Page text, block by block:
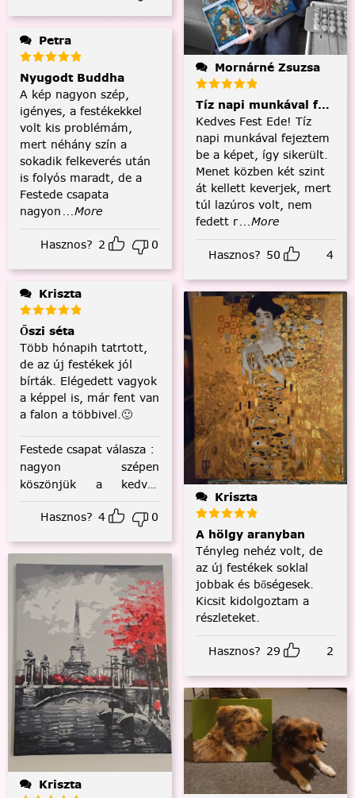
Petra
Nyugodt Buddha
A kép nagyon szép,
igényes, a festékekkel
volt kis problémám,
mert néhány szín a
sokadik felkeverés után
is folyós maradt, de a
Festede csapata
nagyon ...More
Hasznos? 2 0
Kriszta
Őszi séta
Több hónapih tatrtott,
de az új festékek jól
bírták. Elégedett vagyok
a képpel is, már fent van
a falon a többivel.🙂
Festede csapat válasza :
nagyon szépen
köszönjük a kedves
visszajelzést! :)
Hasznos? 4 0
Kriszta
Mornárné Zsuzsa
Tíz napi munkával
Kedves Fest Ede! Tíz
napi munkával fejeztem
be a képet, így sikerült.
Menet közben két szint
át kellett keverjek, mert
túl lazúros volt, nem
fedett r...More
Hasznos? 50 4
Kriszta
A hölgy aranyban
Tényleg nehéz volt, de
az új festékek soklal
jobbak és bőségesek.
Kicsit kidolgoztam a
részleteket.
Hasznos? 29 2